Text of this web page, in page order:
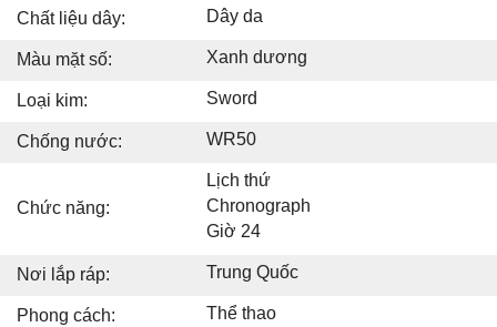
Chất liệu dây: Dây da
Màu mặt số: Xanh dương
Loại kim: Sword
Chống nước: WR50
Chức năng:
Lịch thứ
Chronograph
Giờ 24
Nơi lắp ráp: Trung Quốc
Phong cách: Thể thao